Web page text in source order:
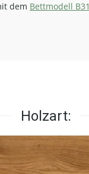
dem Bettmodell B31
Holzart: